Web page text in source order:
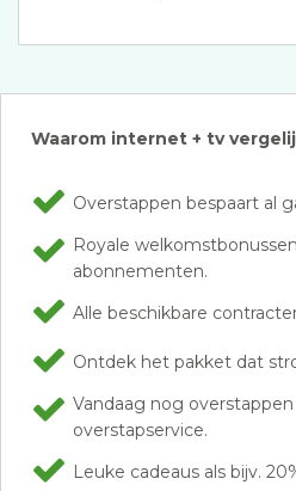
Waarom internet + tv
Overstappen bespaart al
Royale
abonnementen.
Alle beschikbare
Ontdek het pakket dat
Vandaag nog
overstapservice.
Leuke cadeaus als bijv.